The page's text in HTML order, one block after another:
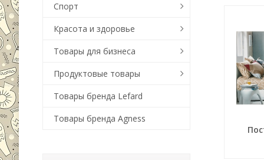
Спорт
Красота и здоровье
Товары для бизнеса
Продуктовые товары
Товары бренда Lefard
Товары бренда Agness